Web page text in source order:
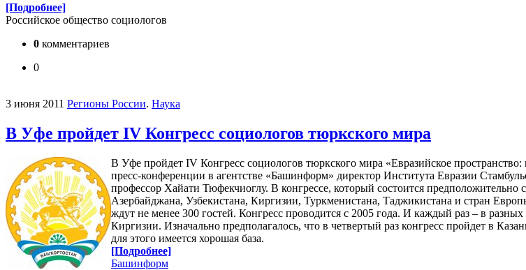
[Подробнее]
Российское общество социологов
0 комментариев
0
3 июня 2011 Регионы России. Наука
В Уфе пройдет IV Конгресс социологов тюркского мира
В Уфе пройдет IV Конгресс социологов тюркского мира «Евразийское
пресс-конференции в агентстве «Башинформ» директор Института Евразии
профессор Хайати Тюфекчиоглу. В конгрессе, который состоится
Азербайджана, Узбекистана, Киргизии, Туркменистана, Таджикистана и стран
ждут не менее 300 гостей. Конгресс проводится с 2005 года. И каждый раз – в
Киргизии. Изначально предполагалось, что в четвертый раз конгресс пройдет в
для этого имеется хорошая база.
[Подробнее]
Башинформ